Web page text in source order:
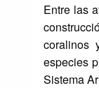
Entre las
coralinos
especies
Sistema